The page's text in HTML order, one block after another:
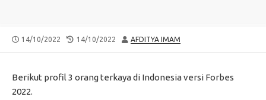
PUBLISHED
14/10/2022
LAST
14/10/2022 AUTHOR
AFDITYA IMAM
Berikut profil 3 orang terkaya di Indonesia versi Forbes
2022.